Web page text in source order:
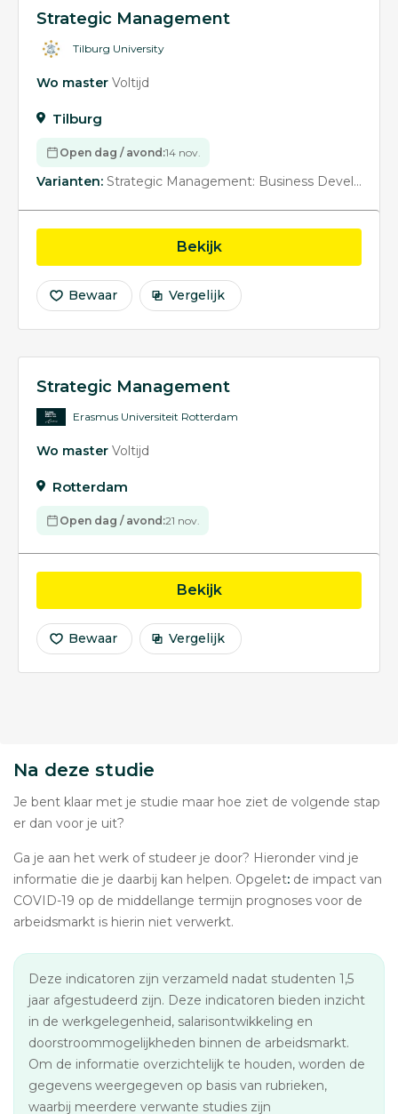
Strategic Management
Tilburg University
Wo master Voltijd
Tilburg
Open dag / avond:14 nov.
Varianten: Strategic Management: Business Development
Bekijkopleiding Strategic
Bewaar Vergelijk
Strategic Management
Erasmus Universiteit Rotterdam
Wo master Voltijd
Rotterdam
Open dag / avond:21 nov.
Bekijkopleiding Strategic
Bewaar Vergelijk
Na deze studie
Je bent klaar met je studie maar hoe ziet de volgende stap
er dan voor je uit?
Ga je aan het werk of studeer je door? Hieronder vind je
informatie die je daarbij kan helpen. Opgelet: de impact van
COVID-19 op de middellange termijn prognoses voor de
arbeidsmarkt is hierin niet verwerkt.
Deze indicatoren zijn verzameld nadat studenten 1,5
jaar afgestudeerd zijn. Deze indicatoren bieden inzicht
in de werkgelegenheid, salarisontwikkeling en
doorstroommogelijkheden binnen de arbeidsmarkt.
Om de informatie overzichtelijk te houden, worden de
gegevens weergegeven op basis van rubrieken,
waarbij meerdere verwante studies zijn